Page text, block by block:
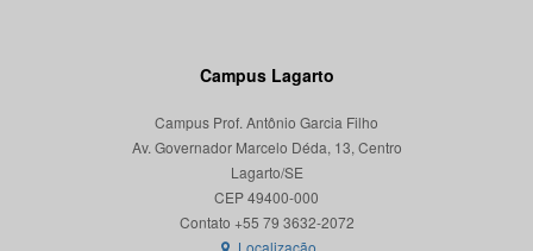
Campus Lagarto
Campus Prof. Antônio Garcia Filho
Av. Governador Marcelo Déda, 13, Centro
Lagarto/SE
CEP 49400-000